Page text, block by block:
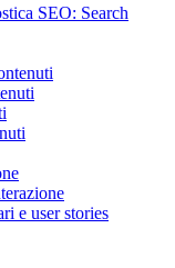
SEO: Search
e user stories